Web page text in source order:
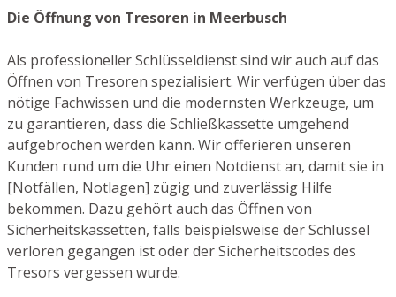
Die Öffnung von Tresoren in Meerbusch
Als professioneller Schlüsseldienst sind wir auch auf das
Öffnen von Tresoren spezialisiert. Wir verfügen über das
nötige Fachwissen und die modernsten Werkzeuge, um
zu garantieren, dass die Schließkassette umgehend
aufgebrochen werden kann. Wir offerieren unseren
Kunden rund um die Uhr einen Notdienst an, damit sie in
[Notfällen, Notlagen] zügig und zuverlässig Hilfe
bekommen. Dazu gehört auch das Öffnen von
Sicherheitskassetten, falls beispielsweise der Schlüssel
verloren gegangen ist oder der Sicherheitscodes des
Tresors vergessen wurde.